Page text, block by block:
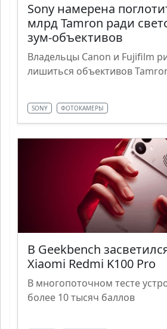
Sony намерена
млрд Tamron ради
зум-объективов
Владельцы Canon и Fujifilm
лишиться объективов
SONY ФОТОКАМЕРЫ
В Geekbench
Xiaomi Redmi K100 Pro
В многопоточном тесте
более 10 тысяч баллов